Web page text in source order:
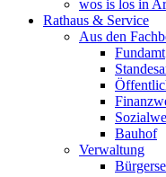
wos is los in
Rathaus & Service
Aus den
Fundamt
Bauhof
Verwaltung